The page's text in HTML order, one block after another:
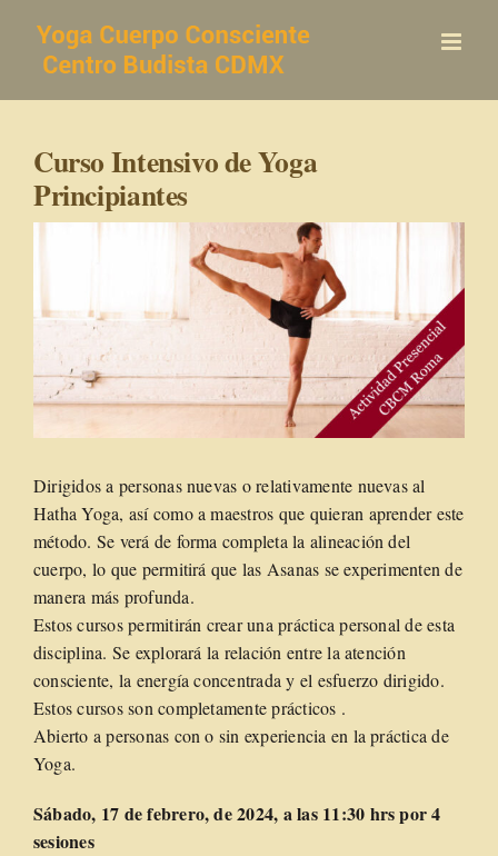
contenido
Curso Intensivo de Yoga
Principiantes
Dirigidos a personas nuevas o relativamente nuevas al
Hatha Yoga, así como a maestros que quieran aprender este
método. Se verá de forma completa la alineación del
cuerpo, lo que permitirá que las Asanas se experimenten de
manera más profunda.
Estos cursos permitirán crear una práctica personal de esta
disciplina. Se explorará la relación entre la atención
consciente, la energía concentrada y el esfuerzo dirigido.
Estos cursos son completamente prácticos .
Abierto a personas con o sin experiencia en la práctica de
Yoga.
Sábado, 17 de febrero, de 2024, a las 11:30 hrs por 4
sesiones